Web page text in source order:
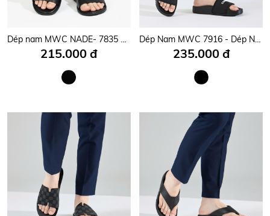
Dép nam MWC NADE- 7835 Dép Nam Quai Ngang Vân Cá Sấu ,Dép Nam Kiểu Dáng Thời Trang
215.000 đ
Dép Nam MWC 7916 - Dép Nam Quai Ngang Phong Cách Chất Lừ Sẵn sàng Đồng Hành Cùng Chàng Trên Mọi Hành Trình.
235.000 đ